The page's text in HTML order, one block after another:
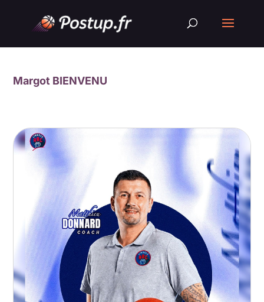
Margot BIENVENU